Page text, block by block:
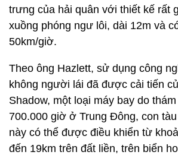
trưng của hải quân với thiết kế rất
xuồng phóng ngư lôi, dài 12m và
50km/giờ.
Theo ông Hazlett, sử dụng công
không người lái đã được cải tiến
Shadow, một loại máy bay do
700.000 giờ ở Trung Đông, con
này có thể được điều khiển từ
đến 19km trên đất liền, trên biển